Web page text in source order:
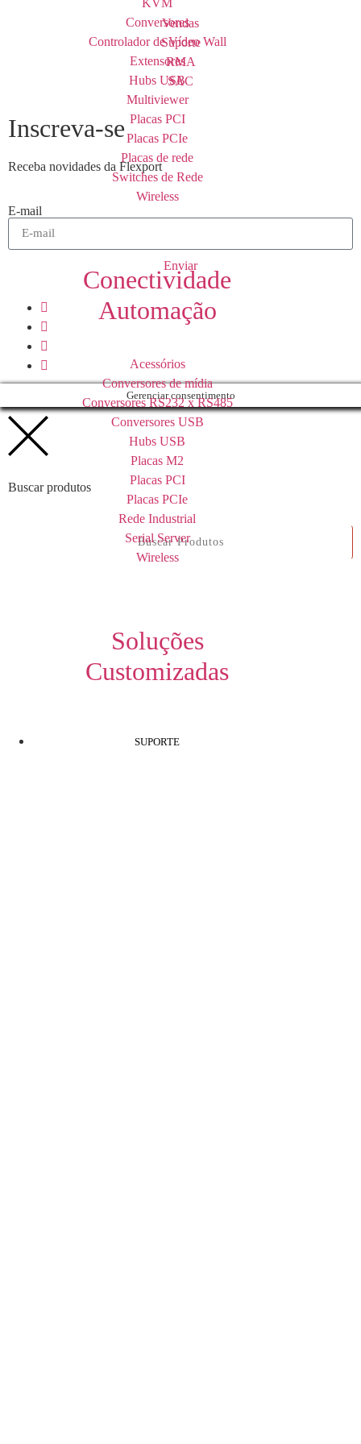
KVM
Conversores
Controlador de Vídeo Wall
Extensores
Hubs USB
Multiviewer
Placas PCI
Placas PCIe
Placas de rede
Switches de Rede
Wireless
Conectividade
Automação
Acessórios
Conversores de mídia
Conversores RS232 x RS485
Conversores USB
Hubs USB
Placas M2
Placas PCI
Placas PCIe
Rede Industrial
Serial Server
Wireless
Soluções
Customizadas
SUPORTE
Vendas
Suporte
RMA
SAC
Inscreva-se
Receba novidades da Flexport
E-mail
Enviar
Gerenciar consentimento
Buscar produtos